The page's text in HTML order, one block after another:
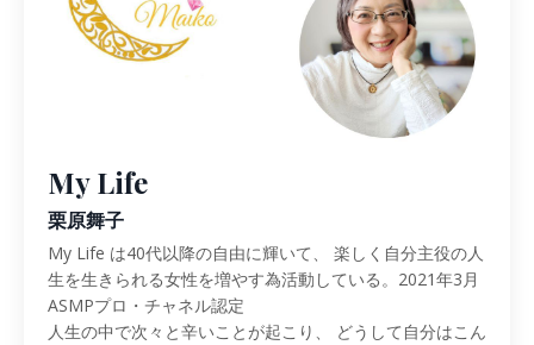
My Life
栗原舞子
My Life は40代以降の自由に輝いて、 楽しく自分主役の人
生を生きられる女性を増やす為活動している。2021年3月
ASMPプロ・チャネル認定
人生の中で次々と辛いことが起こり、 どうして自分はこん